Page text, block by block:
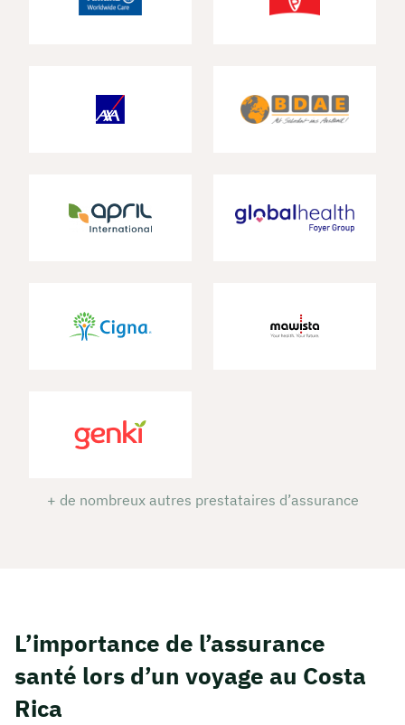
+ de nombreux autres prestataires d’assurance
L’importance de l’assurance
santé lors d’un voyage au Costa
Rica